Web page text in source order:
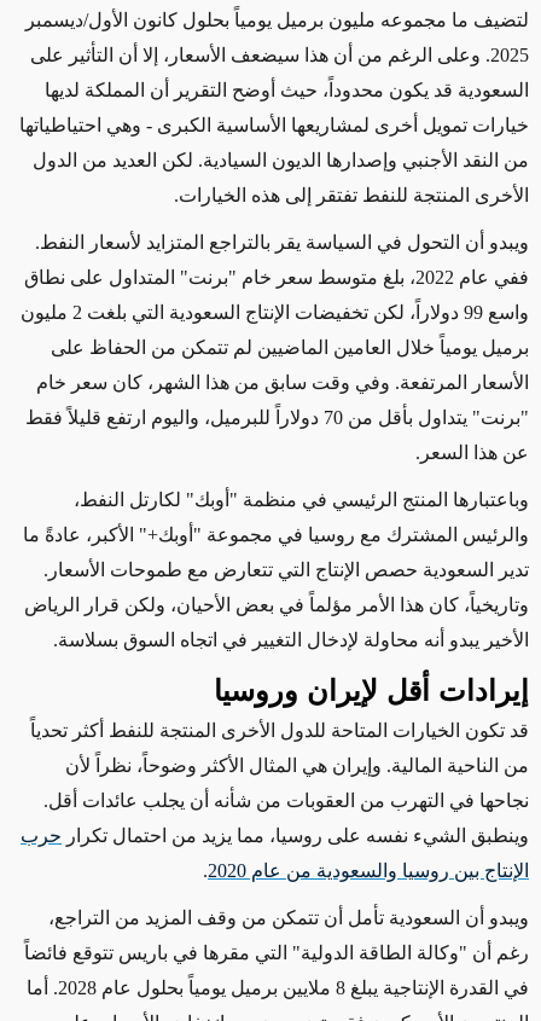
لتضيف ما مجموعه مليون برميل يومياً بحلول كانون الأول/ديسمبر
2025. وعلى الرغم من أن هذا سيضعف الأسعار، إلا أن التأثير على
السعودية قد يكون محدوداً، حيث أوضح التقرير أن المملكة لديها
خيارات تمويل أخرى لمشاريعها الأساسية الكبرى - وهي احتياطياتها
من النقد الأجنبي وإصدارها الديون السيادية. لكن العديد من الدول
الأخرى المنتجة للنفط تفتقر إلى هذه الخيارات.
ويبدو أن التحول في السياسة يقر بالتراجع المتزايد لأسعار النفط.
ففي عام 2022، بلغ متوسط سعر خام "برنت" المتداول على نطاق
واسع 99 دولاراً، لكن تخفيضات الإنتاج السعودية التي بلغت 2 مليون
برميل يومياً خلال العامين الماضيين لم تتمكن من الحفاظ على
الأسعار المرتفعة. وفي وقت سابق من هذا الشهر، كان سعر خام
"برنت" يتداول
بأقل من 70 دولاراً للبرميل، واليوم ارتفع قليلاً فقط
عن هذا السعر.
وباعتبارها المنتج الرئيسي في منظمة "أوبك" لكارتل النفط،
والرئيس المشترك مع روسيا في مجموعة "أوبك+" الأكبر، عادةً ما
تدير السعودية حصص الإنتاج التي تتعارض مع طموحات الأسعار .
وتاريخياً، كان هذا الأمر مؤلماً في بعض الأحيان، ولكن قرار الرياض
الأخير يبدو أنه محاولة لإدخال التغيير في اتجاه السوق بسلاسة.
إيرادات أقل لإيران وروسيا
قد تكون الخيارات المتاحة للدول الأخرى المنتجة للنفط أكثر تحدياً
من الناحية المالية. وإيران هي المثال الأكثر وضوحاً، نظراً لأن
نجاحها في التهرب من العقوبات من شأنه أن يجلب عائدات أقل.
وينطبق الشيء نفسه على روسيا، مما يزيد من احتمال تكرار حرب
الإنتاج بين روسيا والسعودية من عام 2020
.
ويبدو أن السعودية تأمل أن تتمكن من وقف المزيد من التراجع،
رغم أن "وكالة الطاقة الدولية" التي مقرها في باريس تتوقع فائضاً
في القدرة الإنتاجية يبلغ 8 ملايين برميل يومياً بحلول عام 2028. أما